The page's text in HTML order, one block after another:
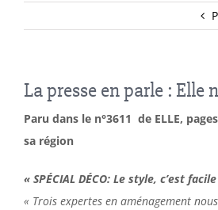
La presse en parle : Elle
Paru dans le n°3611 de ELLE,
sa région
« SPÉCIAL DÉCO: Le style, c’est
« Trois expertes en aménagement